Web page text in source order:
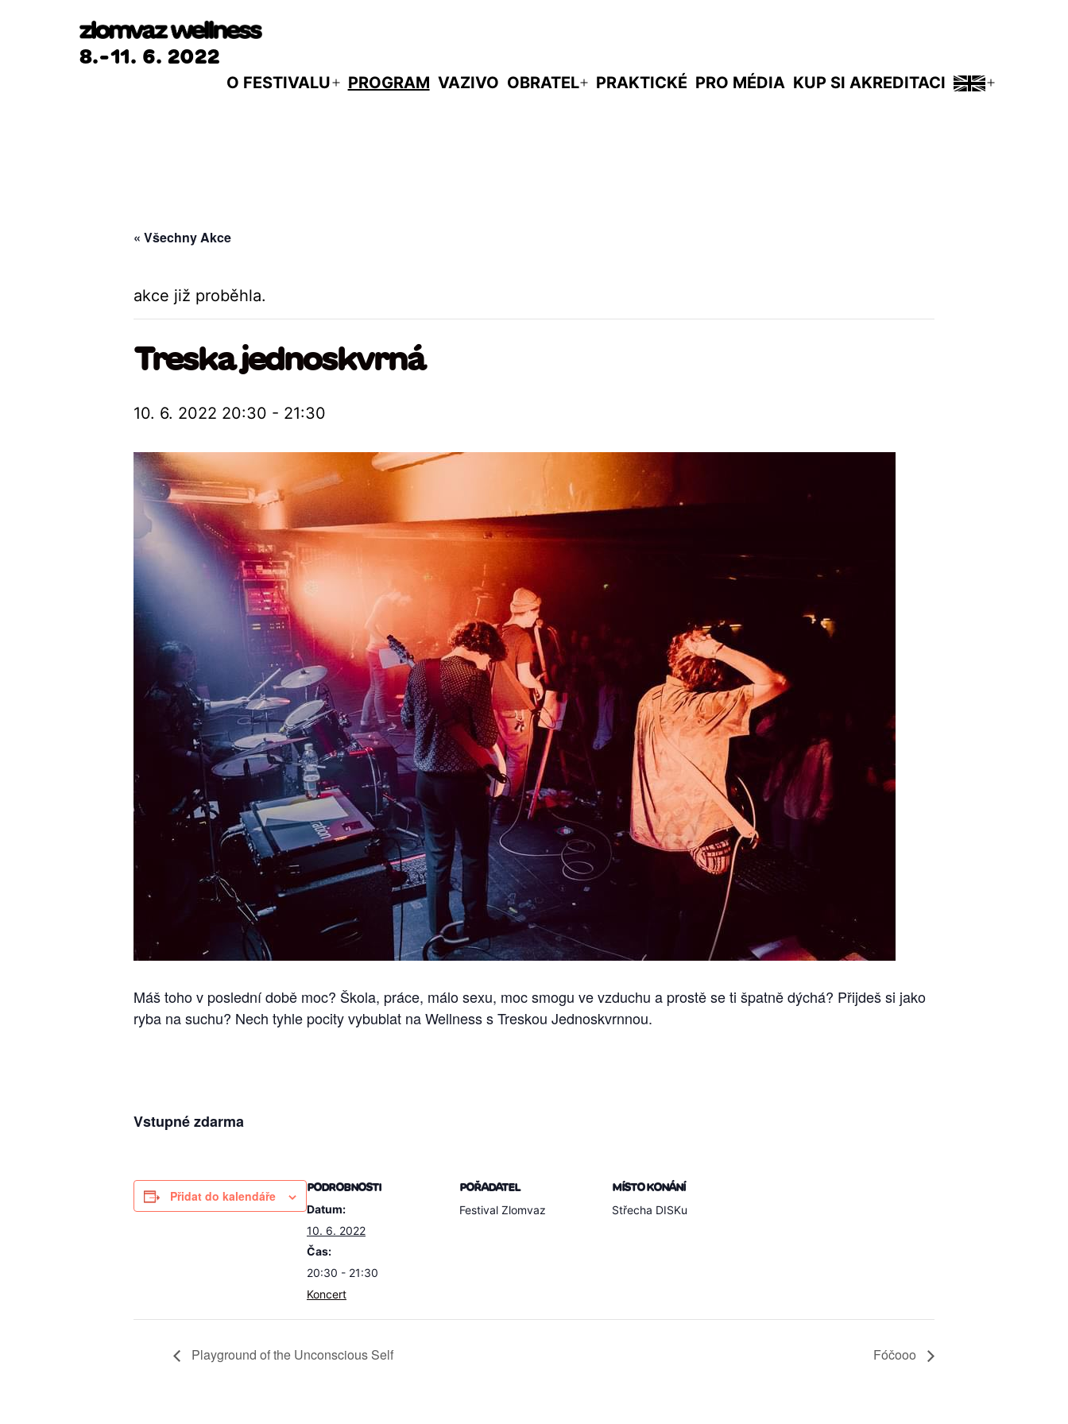
8.-11. 6. 2022
O FESTIVALU
Otevřít
PROGRAM VAZIVO OBRATEL
Otevřít
PRAKTICKÉ PRO MÉDIA KUP SI AKREDITACI
« Všechny Akce
akce již proběhla.
Treska jednoskvrná
10. 6. 2022 20:30 - 21:30
Máš toho v poslední době moc? Škola, práce, málo sexu, moc smogu ve vzduchu a prostě se ti špatně dýchá? Přijdeš si jako
ryba na suchu? Nech tyhle pocity vybublat na Wellness s Treskou Jednoskvrnnou.
Vstupné zdarma
Přidat do kalendáře
PODROBNOSTI
Datum:
10. 6. 2022
Čas:
20:30 - 21:30
Koncert
POŘADATEL
Festival Zlomvaz
MÍSTO KONÁNÍ
Střecha DISKu
Playground of the Unconscious Self Fóčooo